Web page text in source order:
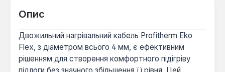
Опис
Двожильний нагрівальний кабель Profitherm Eko
Flex, з діаметром всього 4 мм, є ефективним
рішенням для створення комфортного підігріву
підлоги без значного збільшення її рівня. Цей